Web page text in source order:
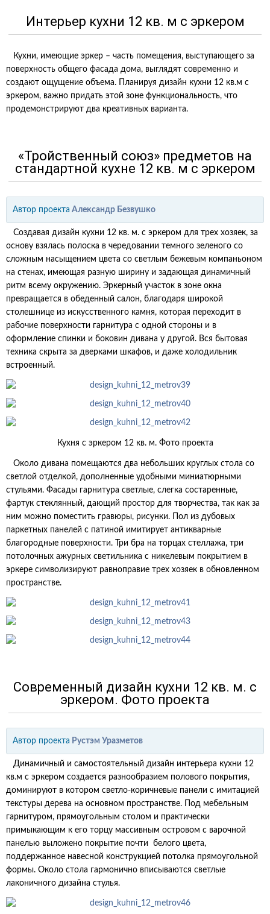
Интерьер кухни 12 кв. м с эркером
Кухни, имеющие эркер – часть помещения, выступающего за
поверхность общего фасада дома, выглядят современно и
создают ощущение объема. Планируя дизайн кухни 12 кв.м с
эркером, важно придать этой зоне функциональность, что
продемонстрируют два креативных варианта.
«Тройственный союз» предметов на
стандартной кухне 12 кв. м с эркером
Автор проекта Александр Безвушко
Создавая дизайн кухни 12 кв. м. с эркером для трех хозяек, за
основу взялась полоска в чередовании темного зеленого со
сложным насыщением цвета со светлым бежевым компаньоном
на стенах, имеющая разную ширину и задающая динамичный
ритм всему окружению. Эркерный участок в зоне окна
превращается в обеденный салон, благодаря широкой
столешнице из искусственного камня, которая переходит в
рабочие поверхности гарнитура с одной стороны и в
оформление спинки и боковин дивана у другой. Вся бытовая
техника скрыта за дверками шкафов, и даже холодильник
встроенный.
Кухня с эркером 12 кв. м. Фото проекта
Около дивана помещаются два небольших круглых стола со
светлой отделкой, дополненные удобными миниатюрными
стульями. Фасады гарнитура светлые, слегка состаренные,
фартук стеклянный, дающий простор для творчества, так как за
ним можно поместить гравюры, рисунки. Пол из дубовых
паркетных панелей с патиной имитирует антикварные
благородные поверхности. Три бра на торцах стеллажа, три
потолочных ажурных светильника с никелевым покрытием в
эркере символизируют равноправие трех хозяек в обновленном
пространстве.
Современный дизайн кухни 12 кв. м. с
эркером. Фото проекта
Автор проекта Рустэм Уразметов
Динамичный и самостоятельный дизайн интерьера кухни 12
кв.м с эркером создается разнообразием полового покрытия,
доминируют в котором светло-коричневые панели с имитацией
текстуры дерева на основном пространстве. Под мебельным
гарнитуром, прямоугольным столом и практически
примыкающим к его торцу массивным островом с варочной
панелью выложено покрытие почти белого цвета,
поддержанное навесной конструкцией потолка прямоугольной
формы. Около стола гармонично вписываются светлые
лаконичного дизайна стулья.